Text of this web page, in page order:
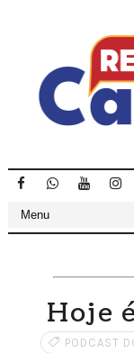
Hoje
PODCAST